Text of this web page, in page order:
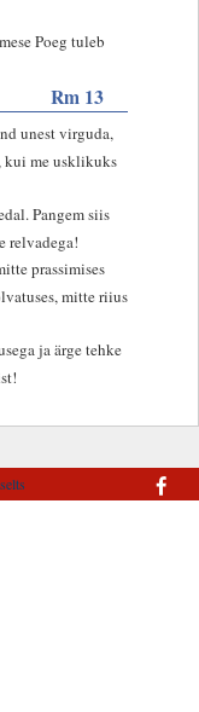
Poeg tuleb
Rm 13
unest virguda,
kui me usklikuks
Pangem siis
relvadega!
prassimises
mitte riius
ja ärge tehke